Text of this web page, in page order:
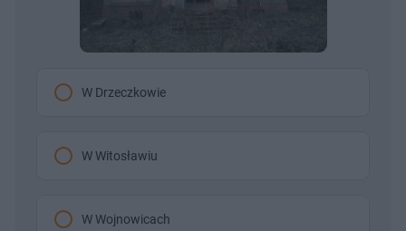
W Drzeczkowie
W Witosławiu
W Wojnowicach